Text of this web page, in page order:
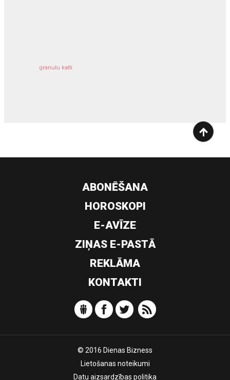
granulu katli
ABONĒŠANA
HOROSKOPI
E-AVĪZE
ZIŅAS E-PASTĀ
REKLĀMA
KONTAKTI
© 2016 Dienas Bizness
Lietošanas noteikumi
Datu aizsardzības politika